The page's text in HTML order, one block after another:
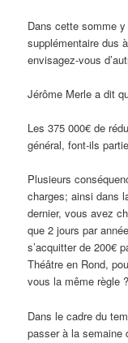
Dans cette somme
supplémentaire dus
envisagez-vous
Jérôme Merle a dit
Les 375 000€ de
général, font-ils
Plusieurs
charges; ainsi dans
dernier, vous avez
que 2 jours par
s’acquitter de 200€
Théâtre en Rond,
vous la même règle ?
Dans le cadre du
passer à la semaine